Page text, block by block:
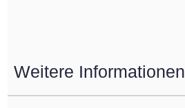
Weitere Informationen